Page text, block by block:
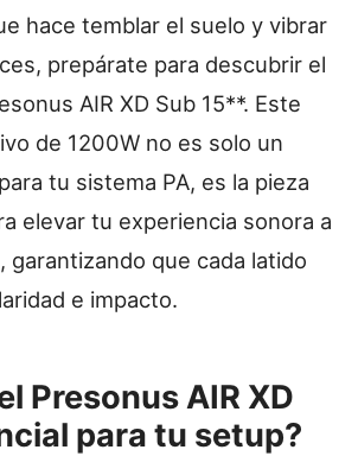
hace temblar el suelo y vibrar
prepárate para descubrir el
AIR XD Sub 15**. Este
de 1200W no es solo un
tu sistema PA, es la pieza
elevar tu experiencia sonora a
garantizando que cada latido
e impacto.
Presonus AIR XD
para tu setup?